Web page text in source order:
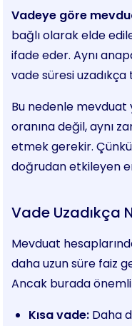
Vadeye göre
bağlı olarak elde
ifade eder. Aynı
vade süresi
Bu nedenle mevduat
oranına değil, aynı
etmek gerekir.
doğrudan etkileyen
Vade Uzadıkça
Mevduat
daha uzun süre faiz
Ancak burada
Kısa vade: Daha